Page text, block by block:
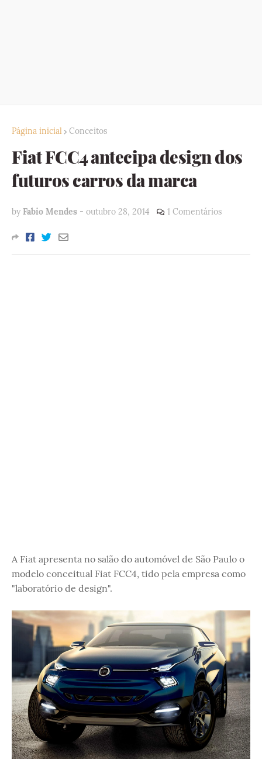
Página inicial Conceitos
Fiat FCC4 antecipa design dos
futuros carros da marca
by Fabio Mendes - outubro 28, 2014 1 Comentários
A Fiat apresenta no salão do automóvel de São Paulo o
modelo conceitual Fiat FCC4, tido pela empresa como
"laboratório de design".